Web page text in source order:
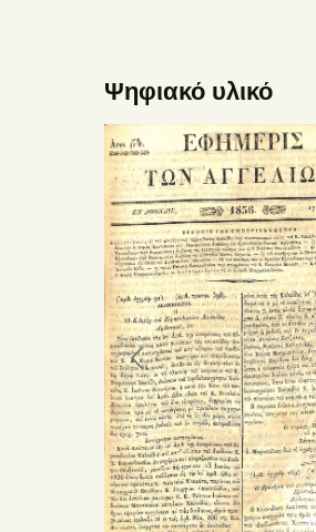
Ψηφιακό υλικό